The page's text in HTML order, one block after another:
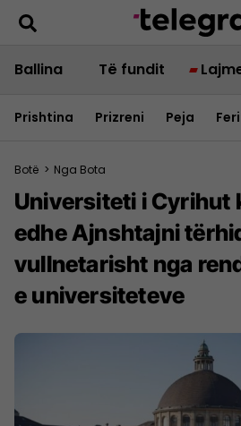
Ballina Të fundit
Prishtina Prizreni Peja
Botë > Nga Bota
Universiteti i Cyrihut
edhe Ajnshtajni
vullnetarisht nga
e universiteteve